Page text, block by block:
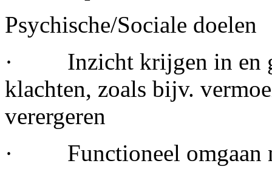
Psychische/Sociale doelen
· Inzicht krijgen in en
klachten, zoals bijv.
verergeren
· Functioneel omgaan